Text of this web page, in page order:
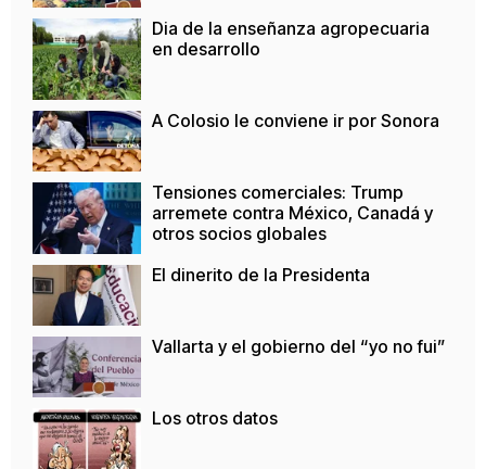
Dia de la enseñanza agropecuaria
en desarrollo
A Colosio le conviene ir por Sonora
Tensiones comerciales: Trump
arremete contra México, Canadá y
otros socios globales
El dinerito de la Presidenta
Vallarta y el gobierno del “yo no fui”
Los otros datos